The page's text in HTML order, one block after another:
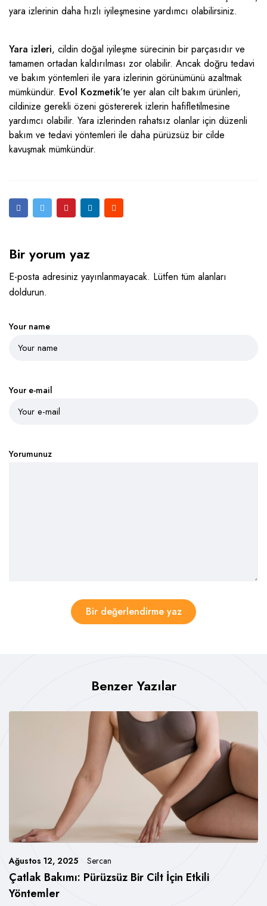
yara izlerinin daha hızlı iyileşmesine yardımcı olabilirsiniz.
Yara izleri, cildin doğal iyileşme sürecinin bir parçasıdır ve
tamamen ortadan kaldırılması zor olabilir. Ancak doğru tedavi
ve bakım yöntemleri ile yara izlerinin görünümünü azaltmak
mümkündür. Evol Kozmetik’te yer alan cilt bakım ürünleri,
cildinize gerekli özeni göstererek izlerin hafifletilmesine
yardımcı olabilir. Yara izlerinden rahatsız olanlar için düzenli
bakım ve tedavi yöntemleri ile daha pürüzsüz bir cilde
kavuşmak mümkündür.
Bir yorum yaz
E-posta adresiniz yayınlanmayacak. Lütfen tüm alanları
doldurun.
Your name
Your e-mail
Yorumunuz
Bir değerlendirme yaz
Benzer Yazılar
Çatlak Bakımı: Pürüzsüz Bir Cilt İçin Etkili
Yöntemler
Ağustos 12, 2025 Sercan